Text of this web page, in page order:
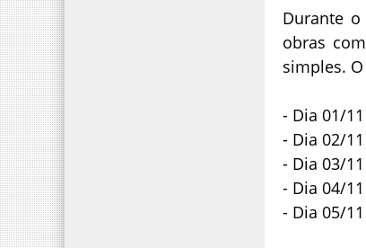
Durante
obras
simples.
- Dia 01/
- Dia 02/
- Dia 03/
- Dia 04/
- Dia 05/